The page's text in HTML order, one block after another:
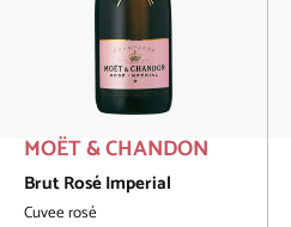
MOËT & CHANDON
Brut Rosé Imperial
Cuvee rosé